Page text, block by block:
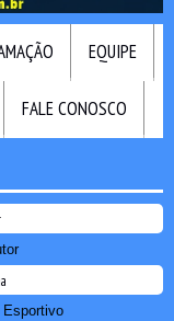
EQUIPE
FALE CONOSCO
Esportivo